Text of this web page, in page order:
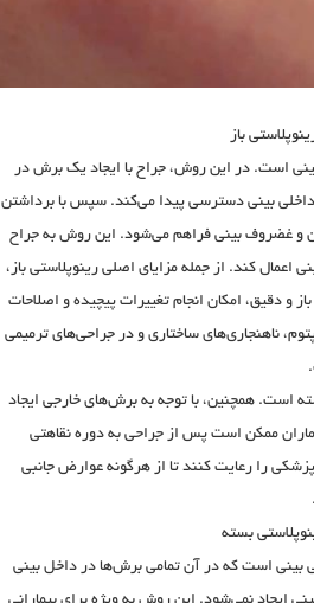
باز
است. در این روش، جراح با ایجاد یک برش در
داخلی بینی دسترسی پیدا می‌کند. سپس با برداشتن
و غضروف بینی فراهم می‌شود. این روش به جراح
اعمال کند. از جمله مزایای اصلی رینوپلاستی باز،
دقیق، امکان انجام تغییرات پیچیده و اصلاحات
ناهنجاری‌های ساختاری و در جراحی‌های ترمیمی
است. همچنین، با توجه به برش‌های خارجی ایجاد
ممکن است پس از جراحی به دوره نقاهتی
را رعایت کنند تا از هرگونه عوارض جانبی
بسته
بینی است که در آن تمامی برش‌ها در داخل بینی